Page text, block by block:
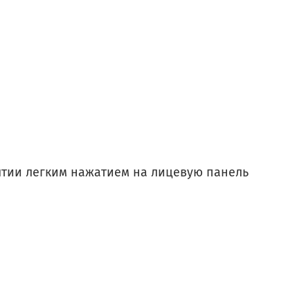
легким нажатием на лицевую панель